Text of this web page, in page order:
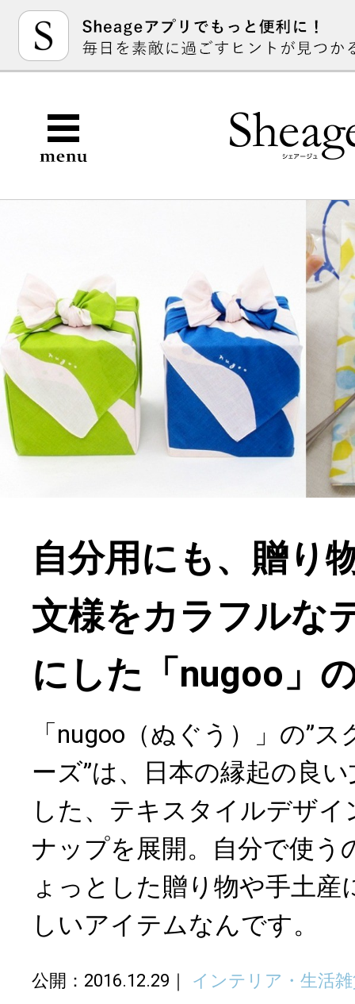
自分用にも、贈り
文様をカラフルな
にした「nugoo」
「nugoo（ぬぐう）」の”
ーズ”は、日本の縁起の良
した、テキスタイルデザ
ナップを展開。自分で使う
ょっとした贈り物や手土
しいアイテムなんです。
公開：2016.12.29 インテリア・生活